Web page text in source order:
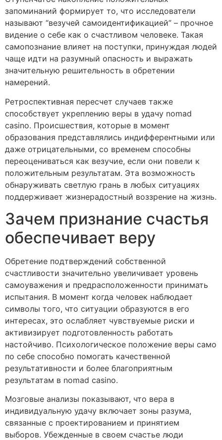
запоминаний формирует то, что исследователи
называют “везучей самоидентификацией” – прочное
видение о себе как о счастливом человеке. Такая
самопознание влияет на поступки, принуждая людей
чаще идти на разумный опасность и выражать
значительную решительность в обретении
намерений.
Ретроспективная пересчет случаев также
способствует укреплению веры в удачу nomad
casino. Происшествия, которые в момент
образования представлялись индифферентными или
даже отрицательными, со временем способны
переоцениваться как везучие, если они повели к
положительным результатам. Эта возможность
обнаруживать светлую грань в любых ситуациях
поддерживает жизнерадостный воззрение на жизнь.
Зачем признание счастья
обеспечивает веру
Обретение подтверждений собственной
счастливости значительно увеличивает уровень
самоуважения и предрасположенности принимать
испытания. В момент когда человек наблюдает
символы того, что ситуации образуются в его
интересах, это ослабляет чувствуемые риски и
активизирует подготовленность работать
настойчиво. Психологическое положение веры само
по себе способно помогать качественной
результативности и более благоприятным
результатам в nomad casino.
Мозговые анализы показывают, что вера в
индивидуальную удачу включает зоны разума,
связанные с проектированием и принятием
выборов. Убежденные в своем счастье люди